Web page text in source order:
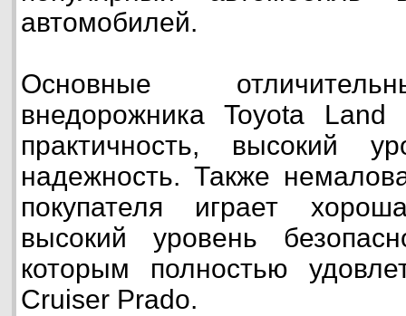
автомобилей.
Основные
внедорожника Toyota
практичность, высокий
надежность. Также
покупателя играет
высокий уровень
которым полностью
Cruiser Prado.